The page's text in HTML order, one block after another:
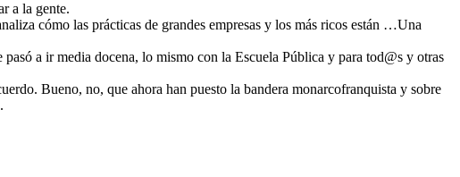
a la gente.
cómo las prácticas de grandes empresas y los más ricos están …Una
a ir media docena, lo mismo con la Escuela Pública y para tod@s y otras
Bueno, no, que ahora han puesto la bandera monarcofranquista y sobre